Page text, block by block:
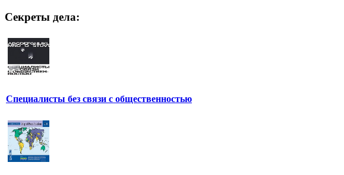
Секреты дела:
Специалисты без связи с общественностью